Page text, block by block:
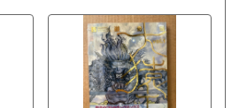
奈・
・